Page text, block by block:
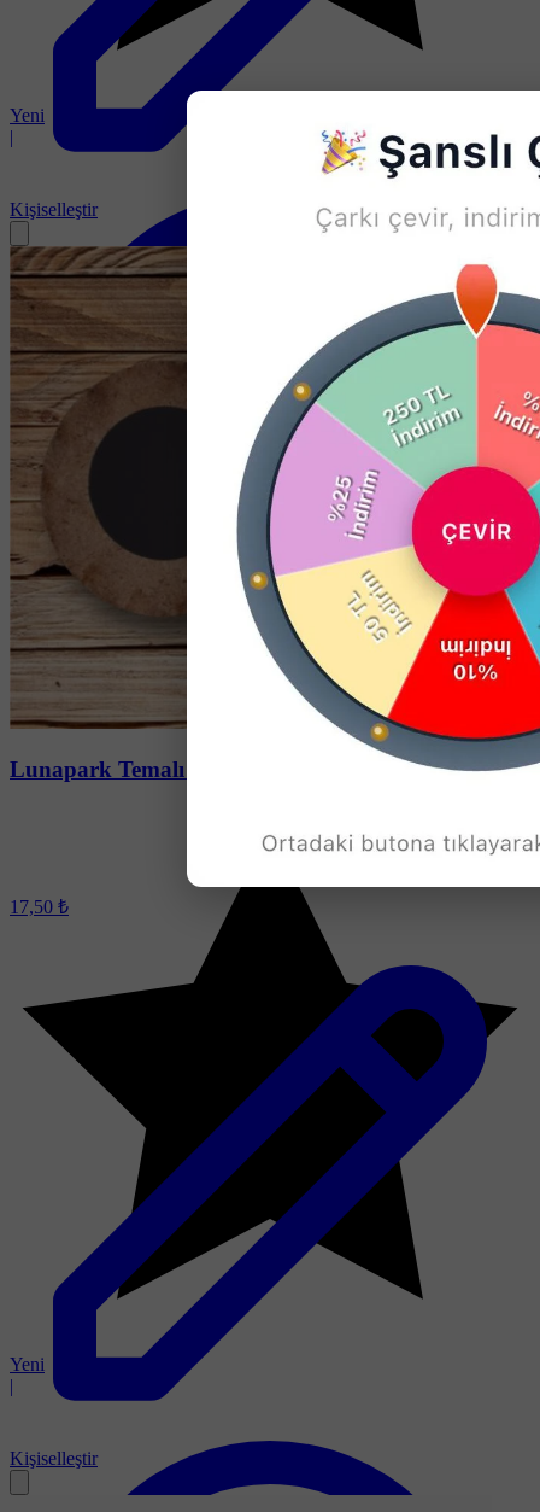
Yeni
|
Soru-Cevap
Kişiselleştir
Lunapark Temalı Ahşap Daire Magnet
Yeni
|
17,50 ₺
Kişiselleştir